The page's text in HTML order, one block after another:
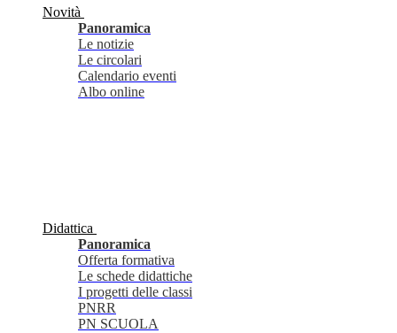
Novità
Panoramica
Le notizie
Le circolari
Calendario eventi
Albo online
Didattica
Panoramica
Offerta formativa
Le schede didattiche
I progetti delle classi
PNRR
PN SCUOLA